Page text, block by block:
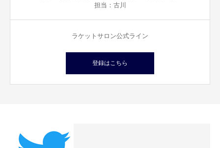
担当：古川
ラケットサロン公式ライン
登録はこちら